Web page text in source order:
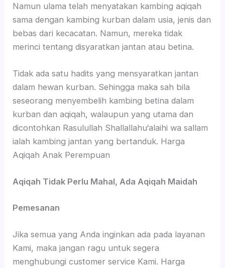
Namun ulama telah menyatakan kambing aqiqah
sama dengan kambing kurban dalam usia, jenis dan
bebas dari kecacatan. Namun, mereka tidak
merinci tentang disyaratkan jantan atau betina.
Tidak ada satu hadits yang mensyaratkan jantan
dalam hewan kurban. Sehingga maka sah bila
seseorang menyembelih kambing betina dalam
kurban dan aqiqah, walaupun yang utama dan
dicontohkan Rasulullah Shallallahu‘alaihi wa sallam
ialah kambing jantan yang bertanduk. Harga
Aqiqah Anak Perempuan
Aqiqah Tidak Perlu Mahal, Ada Aqiqah Maidah
Pemesanan
Jika semua yang Anda inginkan ada pada layanan
Kami, maka jangan ragu untuk segera
menghubungi customer service Kami. Harga